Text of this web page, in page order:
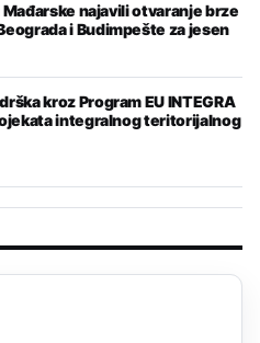
najavili otvaranje brze
i Budimpešte za jesen
kroz Program EU INTEGRA
integralnog teritorijalnog